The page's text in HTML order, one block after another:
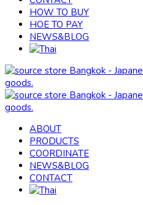
HOW TO BUY
HOE TO PAY
NEWS&BLOG
ABOUT
PRODUCTS
COORDINATE
NEWS&BLOG
CONTACT